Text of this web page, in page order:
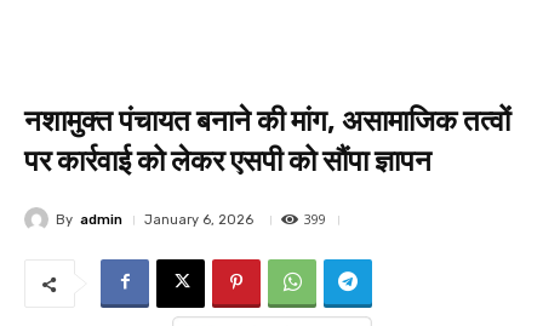
नशामुक्त पंचायत बनाने की मांग, असामाजिक तत्वों
पर कार्रवाई को लेकर एसपी को सौंपा ज्ञापन
By admin January 6, 2026 399